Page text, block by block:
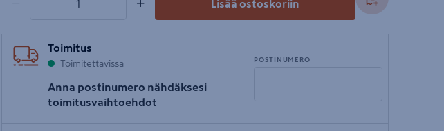
Lisää ostoskoriin
Toimitus
Toimitettavissa
Anna postinumero nähdäksesi
toimitusvaihtoehdot
POSTINUMERO